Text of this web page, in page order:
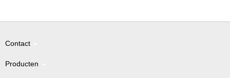
Contact
Producten